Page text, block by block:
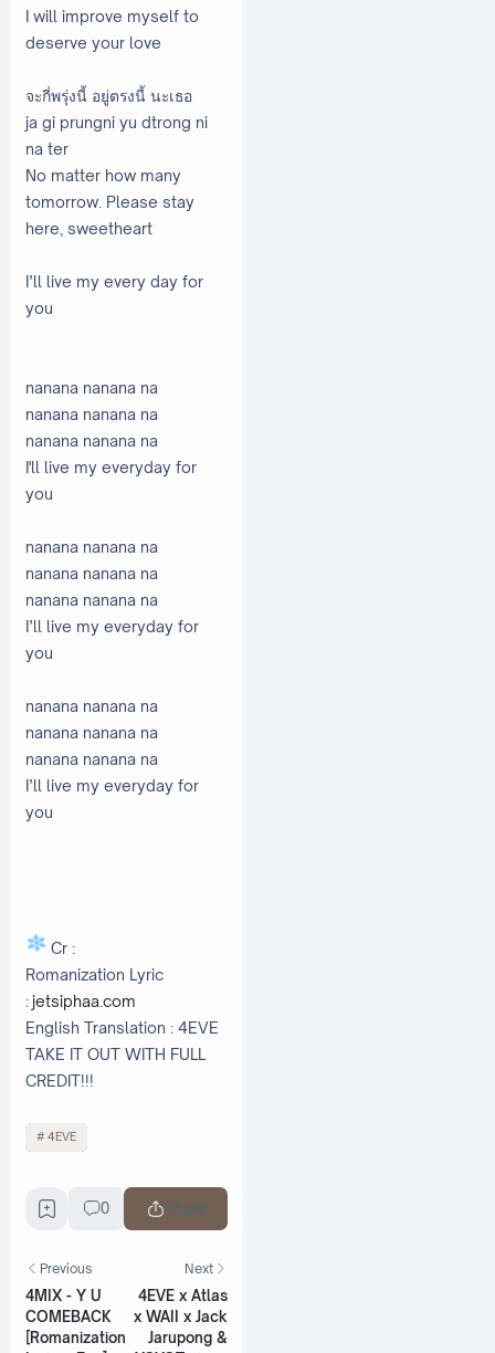
I will improve myself to
deserve your love
จะกี่พรุ่งนี้ อยู่ตรงนี้ นะเธอ
ja gi prungni yu dtrong ni
na ter
No matter how many
tomorrow. Please stay
here, sweetheart
I’ll live my every day for
you
nanana nanana na
nanana nanana na
nanana nanana na
I'll live my everyday for
you
nanana nanana na
nanana nanana na
nanana nanana na
I’ll live my everyday for
you
nanana nanana na
nanana nanana na
nanana nanana na
I’ll live my everyday for
you
Cr :
Romanization Lyric
:jetsiphaa.com
English Translation : 4EVE
TAKE IT OUT WITH FULL
CREDIT!!!
4EVE
0 Share
Previous
4MIX - Y U
COMEBACK
[Romanization
Next
4EVE x Atlas
x WAII x Jack
Jarupong &